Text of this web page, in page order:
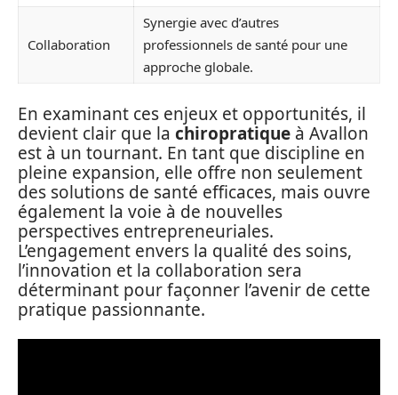
Collaboration
Synergie avec d’autres
professionnels de santé pour une
approche globale.
En examinant ces enjeux et opportunités, il
devient clair que la chiropratique à Avallon
est à un tournant. En tant que discipline en
pleine expansion, elle offre non seulement
des solutions de santé efficaces, mais ouvre
également la voie à de nouvelles
perspectives entrepreneuriales.
L’engagement envers la qualité des soins,
l’innovation et la collaboration sera
déterminant pour façonner l’avenir de cette
pratique passionnante.